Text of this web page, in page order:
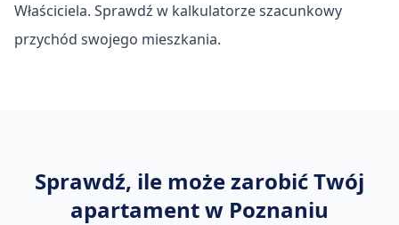
Właściciela. Sprawdź w kalkulatorze szacunkowy
przychód swojego mieszkania.
Sprawdź, ile może zarobić Twój
apartamentw Poznaniu